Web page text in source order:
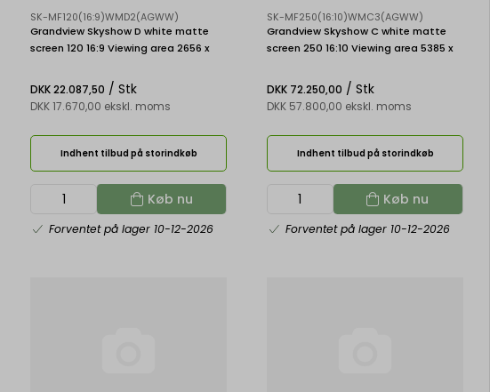
SK-MF120(16:9)WMD2(AGWW)
Grandview Skyshow D white matte
screen 120 16:9 Viewing area 2656 x
DKK 22.087,50 / Stk
DKK 17.670,00 ekskl. moms
Indhent tilbud på storindkøb
Køb nu
Forventet på lager 10-12-2026
SK-MF250(16:10)WMC3(AGWW)
Grandview Skyshow C white matte
screen 250 16:10 Viewing area 5385 x
DKK 72.250,00 / Stk
DKK 57.800,00 ekskl. moms
Indhent tilbud på storindkøb
Køb nu
Forventet på lager 10-12-2026